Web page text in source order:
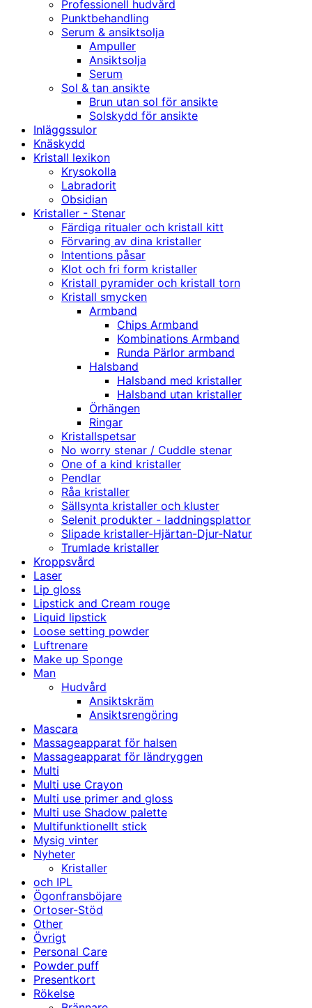
Professionell hudvård
Punktbehandling
Serum & ansiktsolja
Ampuller
Ansiktsolja
Serum
Sol & tan ansikte
Brun utan sol för ansikte
Solskydd för ansikte
Inläggssulor
Knäskydd
Kristall lexikon
Krysokolla
Labradorit
Obsidian
Kristaller - Stenar
Färdiga ritualer och kristall kitt
Förvaring av dina kristaller
Intentions påsar
Klot och fri form kristaller
Kristall pyramider och kristall torn
Kristall smycken
Armband
Chips Armband
Kombinations Armband
Runda Pärlor armband
Halsband
Halsband med kristaller
Halsband utan kristaller
Örhängen
Ringar
Kristallspetsar
No worry stenar / Cuddle stenar
One of a kind kristaller
Pendlar
Råa kristaller
Sällsynta kristaller och kluster
Selenit produkter - laddningsplattor
Slipade kristaller-Hjärtan-Djur-Natur
Trumlade kristaller
Kroppsvård
Laser
Lip gloss
Lipstick and Cream rouge
Liquid lipstick
Loose setting powder
Luftrenare
Make up Sponge
Man
Hudvård
Ansiktskräm
Ansiktsrengöring
Mascara
Massageapparat för halsen
Massageapparat för ländryggen
Multi
Multi use Crayon
Multi use primer and gloss
Multi use Shadow palette
Multifunktionellt stick
Mysig vinter
Nyheter
Kristaller
och IPL
Ögonfransböjare
Ortoser-Stöd
Other
Övrigt
Personal Care
Powder puff
Presentkort
Rökelse